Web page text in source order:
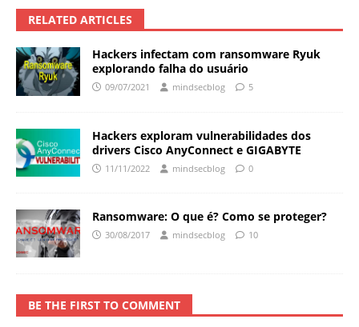
RELATED ARTICLES
Hackers infectam com ransomware Ryuk
explorando falha do usuário
09/07/2021 mindsecblog 5
Hackers exploram vulnerabilidades dos
drivers Cisco AnyConnect e GIGABYTE
11/11/2022 mindsecblog 0
Ransomware: O que é? Como se proteger?
30/08/2017 mindsecblog 10
BE THE FIRST TO COMMENT